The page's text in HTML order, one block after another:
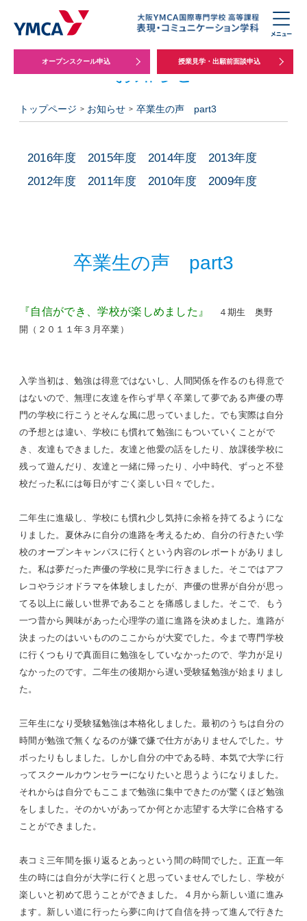
オープンスクール申込 授業見学・出願前面談申込
お知らせ
トップページ お知らせ 卒業生の声 part3
2016年度 2015年度 2014年度
2013年度
2012年度
2011年度 2010年度 2009年度
卒業生の声 part3
『自信ができ、学校が楽しめました』
４期生 奥野
開（２０１１年３月卒業）
入学当初は、勉強は得意ではないし、人間関係を作るのも得意で
はないので、無理に友達を作らず早く卒業して夢である声優の専
門の学校に行こうとそんな風に思っていました。でも実際は自分
の予想とは違い、学校にも慣れて勉強にもついていくことがで
き、友達もできました。友達と他愛の話をしたり、放課後学校に
残って遊んだり、友達と一緒に帰ったり、小中時代、ずっと不登
校だった私には毎日がすごく楽しい日々でした。
二年生に進級し、学校にも慣れ少し気持に余裕を持てるようにな
りました。夏休みに自分の進路を考えるため、自分の行きたい学
校のオープンキャンパスに行くという内容のレポートがありまし
た。私は夢だった声優の学校に見学に行きました。そこではアフ
レコやラジオドラマを体験しましたが、声優の世界が自分が思っ
てる以上に厳しい世界であることを痛感しました。そこで、もう
一つ昔から興味があった心理学の道に進路を決めました。進路が
決まったのはいいもののここからが大変でした。今まで専門学校
に行くつもりで真面目に勉強をしていなかったので、学力が足り
なかったのです。二年生の後期から遅い受験猛勉強が始まりまし
た。
三年生になり受験猛勉強は本格化しました。最初のうちは自分の
時間が勉強で無くなるのが嫌で嫌で仕方がありませんでした。サ
ボったりもしました。しかし自分の中である時、本気で大学に行
ってスクールカウンセラーになりたいと思うようになりました。
それからは自分でもここまで勉強に集中できたのが驚くほど勉強
をしました。そのかいがあってか何とか志望する大学に合格する
ことができました。
表コミ三年間を振り返るとあっという間の時間でした。正直一年
生の時には自分が大学に行くと思っていませんでしたし、学校が
楽しいと初めて思うことができました。４月から新しい道に進み
ます。新しい道に行ったら夢に向けて自信を持って進んで行きた